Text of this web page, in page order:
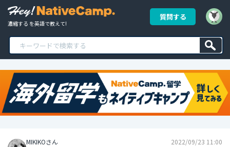
濃縮する を英語で教えて!
質問する
MIKIKOさん 2022/09/23 11:00